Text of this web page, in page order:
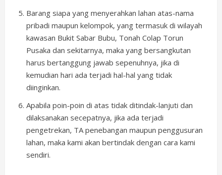
Barang siapa yang menyerahkan lahan atas-nama
pribadi maupun kelompok, yang termasuk di wilayah
kawasan Bukit Sabar Bubu, Tonah Colap Torun
Pusaka dan sekitarnya, maka yang bersangkutan
harus bertanggung jawab sepenuhnya, jika di
kemudian hari ada terjadi hal-hal yang tidak
diinginkan.
Apabila poin-poin di atas tidak ditindak-lanjuti dan
dilaksanakan secepatnya, jika ada terjadi
pengetrekan, TA penebangan maupun penggusuran
lahan, maka kami akan bertindak dengan cara kami
sendiri.